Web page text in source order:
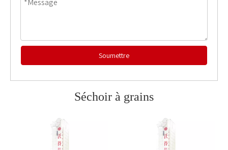
Soumettre
Séchoir à grains